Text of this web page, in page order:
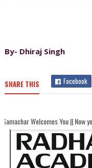
By- Dhiraj Singh
SHARE THIS Facebook
You || Now your ads can